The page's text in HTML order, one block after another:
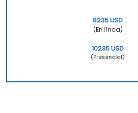
8235 USD
(En línea)
10235 USD
(Presencial)